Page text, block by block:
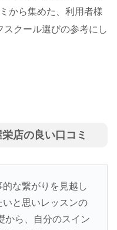
から集めた、利用者様
クール選びの参考にし
店の良い口コミ
な繋がりを見越し
と思いレッスンの
から、自分のスイン